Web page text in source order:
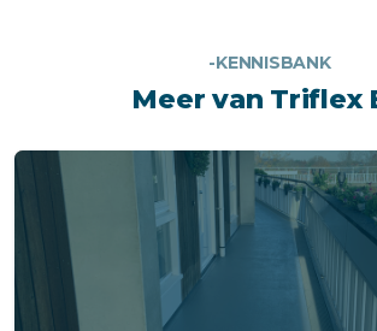
-KENNISBANK
Meer van Triflex